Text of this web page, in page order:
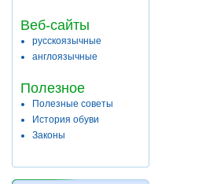
Веб-сайты
русскоязычные
англоязычные
Полезное
Полезные советы
История обуви
Законы